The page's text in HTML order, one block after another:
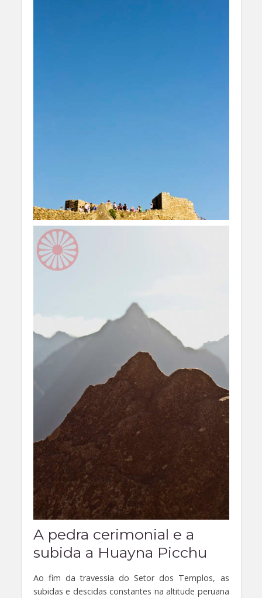
A pedra cerimonial e a
subida a Huayna Picchu
Ao fim da travessia do Setor dos Templos, as
subidas e descidas constantes na altitude peruana